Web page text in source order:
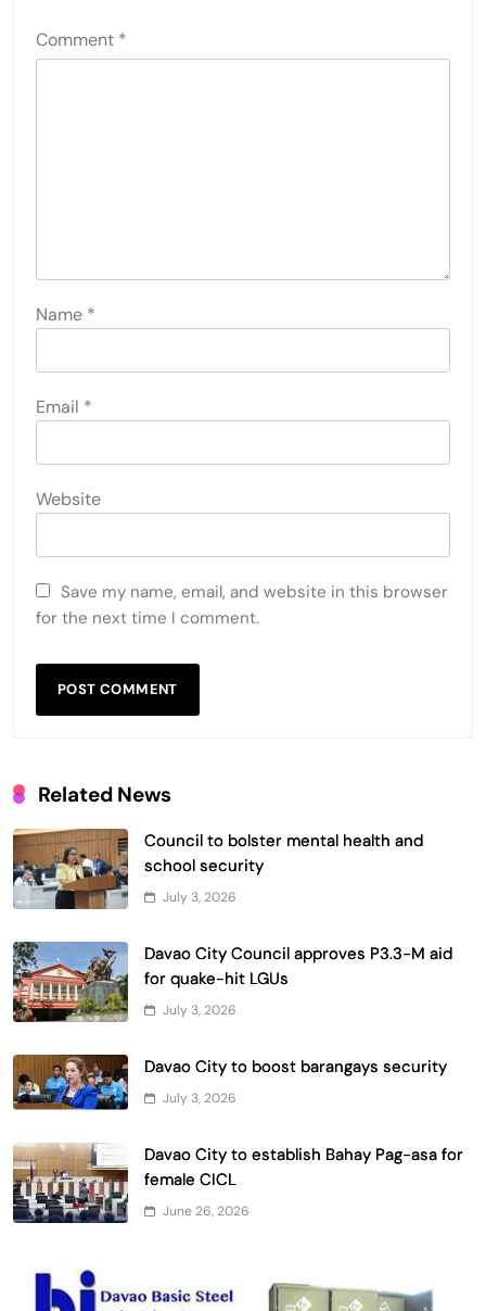
Comment *
Name *
Email *
Website
Save my name, email, and website in this browser
for the next time I comment.
Related News
Council to bolster mental health and
school security
July 3, 2026
Davao City Council approves P3.3-M aid
for quake-hit LGUs
July 3, 2026
Davao City to boost barangays security
July 3, 2026
Davao City to establish Bahay Pag-asa for
female CICL
June 26, 2026